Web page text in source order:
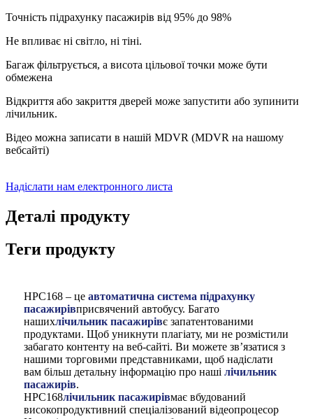
Точність підрахунку пасажирів від 95% до 98%
Не впливає ні світло, ні тіні.
Багаж фільтрується, а висота цільової точки може бути
обмежена
Відкриття або закриття дверей може запустити або зупинити
лічильник.
Відео можна записати в нашій MDVR (MDVR на нашому
вебсайті)
Надіслати нам електронного листа
Деталі продукту
Теги продукту
HPC168 – це автоматична система підрахунку
пасажирівприсвячений автобусу. Багато
нашихлічильник пасажирівє запатентованими
продуктами. Щоб уникнути плагіату, ми не розмістили
забагато контенту на веб-сайті. Ви можете зв’язатися з
нашими торговими представниками, щоб надіслати
вам більш детальну інформацію про наші лічильник
пасажирів.
HPC168лічильник пасажирівмає вбудований
високопродуктивний спеціалізований відеопроцесор